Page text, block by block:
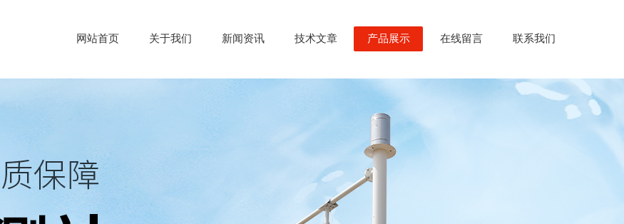
网站首页 关于我们 新闻资讯 技术文章 产品展示 在线留言 联系我们